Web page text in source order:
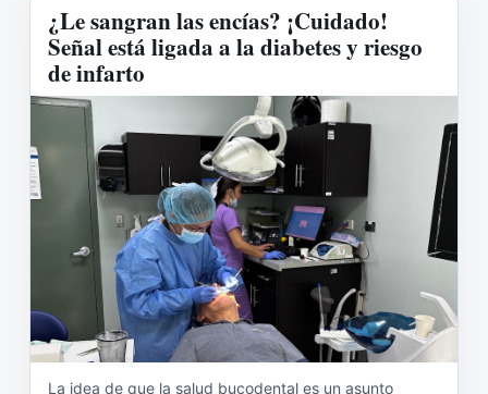
¿Le sangran las encías? ¡Cuidado!
Señal está ligada a la diabetes y riesgo
de infarto
La idea de que la salud bucodental es un asunto